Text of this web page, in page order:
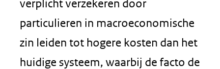
verplicht verzekeren door
particulieren in macroeconomische
zin leiden tot hogere kosten dan het
huidige systeem, waarbij de facto de